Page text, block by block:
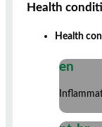
Health
Health
en